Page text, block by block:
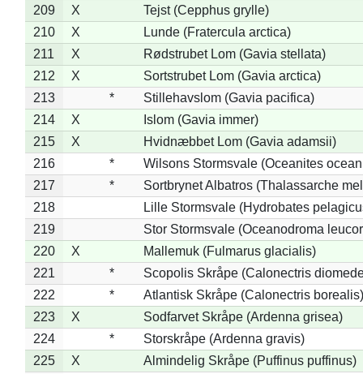
209
X
Tejst (Cepphus grylle)
210
X
Lunde (Fratercula arctica)
211
X
Rødstrubet Lom (Gavia stellata)
212
X
Sortstrubet Lom (Gavia arctica)
213
*
Stillehavslom (Gavia pacifica)
214
X
Islom (Gavia immer)
215
X
Hvidnæbbet Lom (Gavia adamsii)
216
*
Wilsons Stormsvale (Oceanites
217
*
Sortbrynet Albatros (Thalassarche
218
Lille Stormsvale (Hydrobates
219
Stor Stormsvale (Oceanodroma
220
X
Mallemuk (Fulmarus glacialis)
221
*
Scopolis Skråpe (Calonectris
222
*
Atlantisk Skråpe (Calonectris borealis)
223
X
Sodfarvet Skråpe (Ardenna grisea)
224
*
Storskråpe (Ardenna gravis)
225
X
Almindelig Skråpe (Puffinus puffinus)